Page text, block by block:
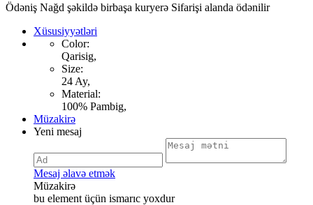
Ödəniş Nağd şəkildə birbaşa kuryerə Sifarişi alanda ödənilir
Xüsusiyyətləri
Color:
Qarisig,
Size:
24 Ay,
Material:
100% Pambig,
Müzakirə
Yeni mesaj
Mesaj əlavə etmək
Müzakirə
bu element üçün ismarıc yoxdur